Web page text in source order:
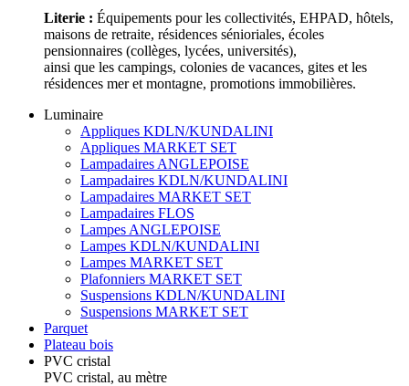
Literie : Équipements pour les collectivités, EHPAD, hôtels,
maisons de retraite, résidences sénioriales, écoles
pensionnaires (collèges, lycées, universités),
ainsi que les campings, colonies de vacances, gites et les
résidences mer et montagne, promotions immobilières.
Luminaire
Appliques KDLN/KUNDALINI
Appliques MARKET SET
Lampadaires ANGLEPOISE
Lampadaires KDLN/KUNDALINI
Lampadaires MARKET SET
Lampadaires FLOS
Lampes ANGLEPOISE
Lampes KDLN/KUNDALINI
Lampes MARKET SET
Plafonniers MARKET SET
Suspensions KDLN/KUNDALINI
Suspensions MARKET SET
Parquet
Plateau bois
PVC cristal
PVC cristal, au mètre